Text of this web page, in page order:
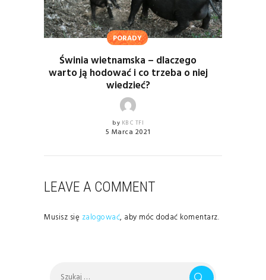
PORADY
Świnia wietnamska – dlaczego
warto ją hodować i co trzeba o niej
wiedzieć?
by KBC TFI
5 Marca 2021
LEAVE A COMMENT
Musisz się zalogować, aby móc dodać komentarz.